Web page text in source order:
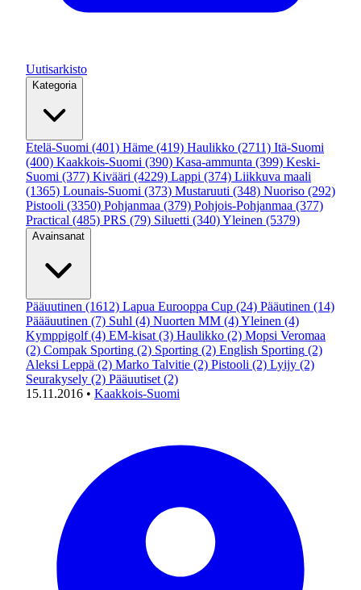
Uutisarkisto
Kategoria
Etelä-Suomi (401) Häme (419) Haulikko (2711) Itä-Suomi
(400) Kaakkois-Suomi (390) Kasa-ammunta (399) Keski-
Suomi (377) Kivääri (4229) Lappi (374) Liikkuva maali
(1365) Lounais-Suomi (373) Mustaruuti (348) Nuoriso (292)
Pistooli (3350) Pohjanmaa (379) Pohjois-Pohjanmaa (377)
Practical (485) PRS (79) Siluetti (340)Yleinen (5379)
Avainsanat
Pääuutinen (1612) Lapua Eurooppa Cup (24) Pääutinen (14)
Päääuutinen (7) Suhl (4) Nuorten MM (4)Yleinen (4)
Kymppigolf (4) EM-kisat (3) Haulikko (2) Mopsi Veromaa
(2) Compak Sporting (2) Sporting (2) English Sporting (2)
Aleksi Leppä (2) Marko Talvitie (2) Pistooli (2) Lyijy (2)
Seurakysely (2) Pääuutiset (2)
15.11.2016 • Kaakkois-Suomi